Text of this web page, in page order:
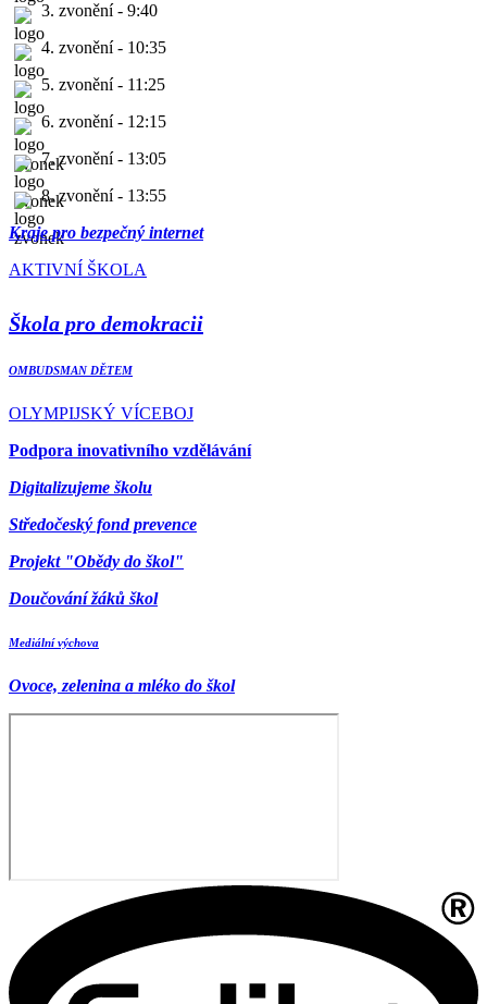
3. zvonění - 9:40
4. zvonění - 10:35
5. zvonění - 11:25
6. zvonění - 12:15
7. zvonění - 13:05
8. zvonění - 13:55
Kraje pro bezpečný internet
AKTIVNÍ ŠKOLA
Škola pro demokracii
OMBUDSMAN DĚTEM
OLYMPIJSKÝ VÍCEBOJ
Podpora inovativního vzdělávání
Digitalizujeme školu
Středočeský fond prevence
Projekt "Obědy do škol"
Doučování žáků škol
Mediální výchova
Ovoce, zelenina a mléko do škol